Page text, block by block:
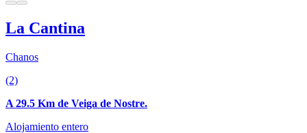
La Cantina
Chanos
(2)
A 29.5 Km de Veiga de Nostre.
Alojamiento entero